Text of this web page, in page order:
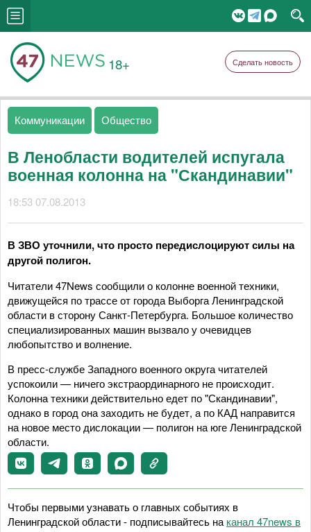
18+ Сделать новость
Коммуникации Общество
В Ленобласти водителей испугала
военная колонна на "Скандинавии"
18:53 07.08.2013
В ЗВО уточнили, что просто передислоцируют силы на
другой полигон.
Читатели 47News сообщили о колонне военной техники,
движущейся по трассе от города Выборга Ленинградской
области в сторону Санкт-Петербурга. Большое количество
специализированных машин вызвало у очевидцев
любопытство и волнение.
В пресс-службе Западного военного округа читателей
успокоили — ничего экстраординарного не происходит.
Колонна техники действительно едет по "Скандинавии",
однако в город она заходить не будет, а по КАД направится
на новое место дислокации — полигон на юге Ленинградской
области.
Чтобы первыми узнавать о главных событиях в
Ленинградской области - подписывайтесь на канал 47news в